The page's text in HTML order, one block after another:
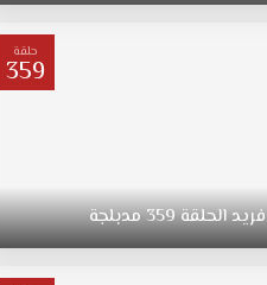
حلقة
359
فريدالحلقة359مدبلجة